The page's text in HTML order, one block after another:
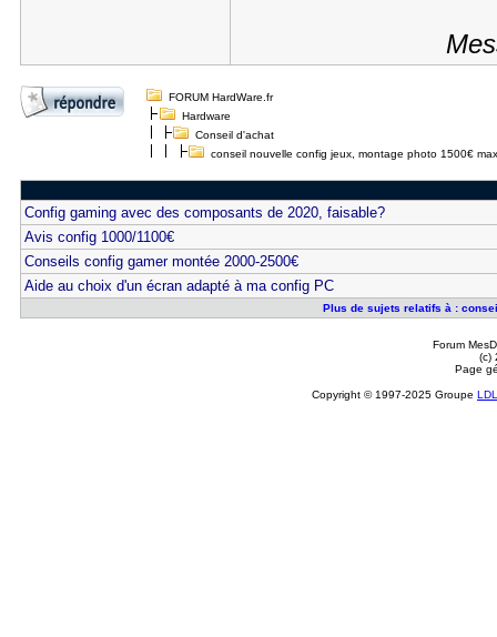
FORUM HardWare.fr
Hardware
Conseil d'achat
conseil nouvelle config jeux, montage photo 1500€ max
Config gaming avec des composants de 2020, faisable?
Avis config 1000/1100€
Conseils config gamer montée 2000-2500€
Aide au choix d'un écran adapté à ma config PC
Plus de sujets relatifs à :
Forum
(c)
Page
Copyright © 1997-2025 Groupe